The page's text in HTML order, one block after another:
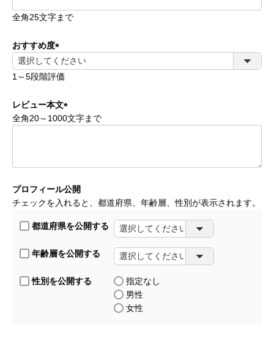
取り付けの手順
須)
全角25文字まで
おすすめ度
(必
須)
1～5段階評価
レビュー本文
(必
全角20～1000文字まで
プロフィール公開
チェックを入れると、都道府県、年齢層、性別が表示されます。
都道府県を公開する
年齢層を公開する
性別を公開する
指定なし
男性
女性